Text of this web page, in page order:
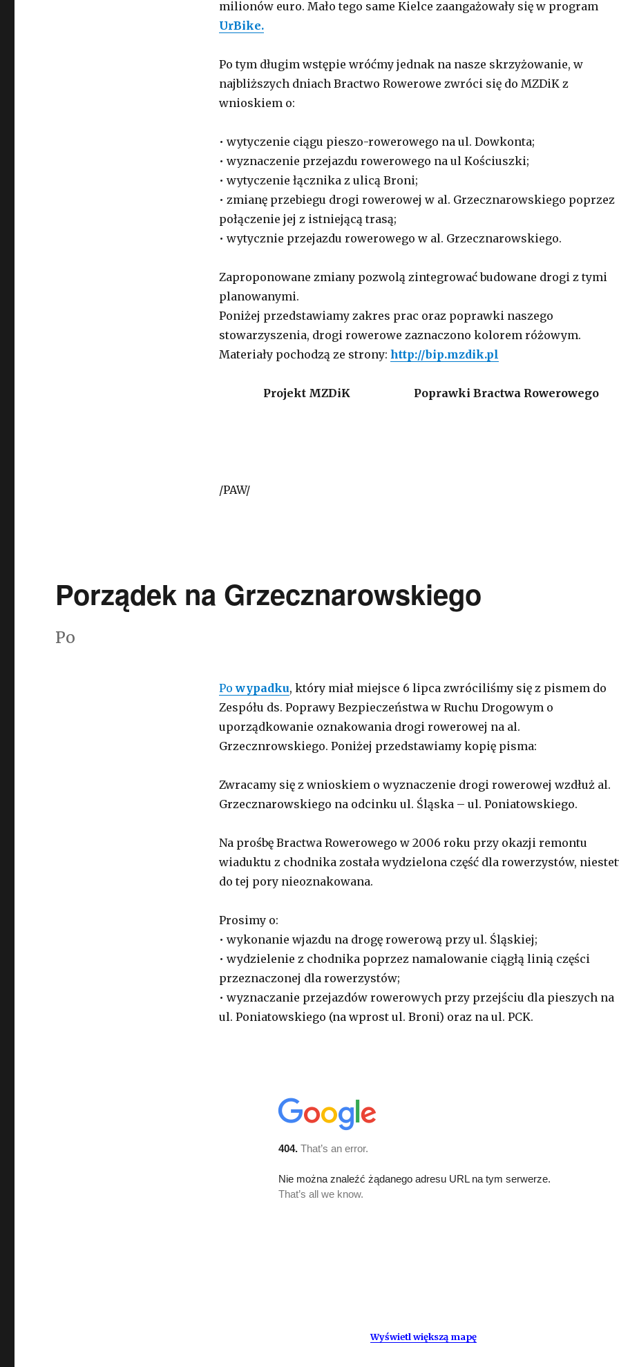
milionów euro. Mało tego same Kielce zaangażowały się w program
UrBike.
Po tym długim wstępie wróćmy jednak na nasze skrzyżowanie, w
najbliższych dniach Bractwo Rowerowe zwróci się do MZDiK z
wnioskiem o:
• wytyczenie ciągu pieszo-rowerowego na ul. Dowkonta;
• wyznaczenie przejazdu rowerowego na ul Kościuszki;
• wytyczenie łącznika z ulicą Broni;
• zmianę przebiegu drogi rowerowej w al. Grzecznarowskiego poprzez
połączenie jej z istniejącą trasą;
• wytycznie przejazdu rowerowego w al. Grzecznarowskiego.
Zaproponowane zmiany pozwolą zintegrować budowane drogi z tymi
planowanymi.
Poniżej przedstawiamy zakres prac oraz poprawki naszego
stowarzyszenia, drogi rowerowe zaznaczono kolorem różowym.
Materiały pochodzą ze strony: http://bip.mzdik.pl
Projekt MZDiK Poprawki Bractwa Rowerowego
/PAW/
Porządek na Grzecznarowskiego
Po
Powypadku, który miał miejsce 6 lipca zwróciliśmy się z pismem do
Zespółu ds. Poprawy Bezpieczeństwa w Ruchu Drogowym o
uporządkowanie oznakowania drogi rowerowej na al.
Grzecznrowskiego. Poniżej przedstawiamy kopię pisma:
Zwracamy się z wnioskiem o wyznaczenie drogi rowerowej wzdłuż al.
Grzecznarowskiego na odcinku ul. Śląska – ul. Poniatowskiego.
Na prośbę Bractwa Rowerowego w 2006 roku przy okazji remontu
wiaduktu z chodnika została wydzielona część dla rowerzystów,
do tej pory nieoznakowana.
Prosimy o:
• wykonanie wjazdu na drogę rowerową przy ul. Śląskiej;
• wydzielenie z chodnika poprzez namalowanie ciągłą linią części
przeznaczonej dla rowerzystów;
• wyznaczanie przejazdów rowerowych przy przejściu dla pieszych na
ul. Poniatowskiego (na wprost ul. Broni) oraz na ul. PCK.
Wyświetl większą mapę